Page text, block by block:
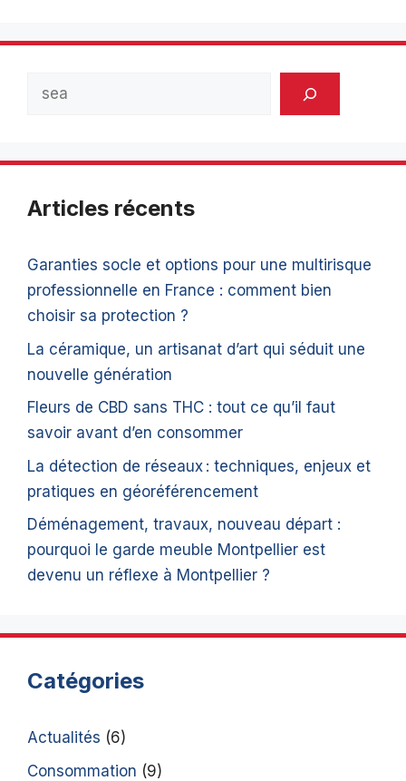
Articles récents
Garanties socle et options pour une multirisque
professionnelle en France : comment bien
choisir sa protection ?
La céramique, un artisanat d’art qui séduit une
nouvelle génération
Fleurs de CBD sans THC : tout ce qu’il faut
savoir avant d’en consommer
La détection de réseaux : techniques, enjeux et
pratiques en géoréférencement
Déménagement, travaux, nouveau départ :
pourquoi le garde meuble Montpellier est
devenu un réflexe à Montpellier ?
Catégories
Actualités (6)
Consommation (9)